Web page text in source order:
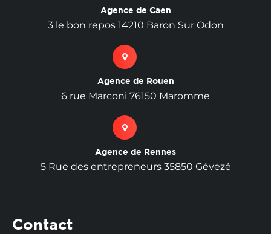
Agence de Caen
3 le bon repos 14210 Baron Sur Odon
Agence de Rouen
6 rue Marconi 76150 Maromme
Agence de Rennes
5 Rue des entrepreneurs 35850 Gévezé
Contact